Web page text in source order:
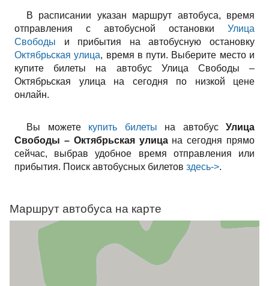
В расписании указан маршрут автобуса, время
отправления с автобусной остановки Улица
Свободы и прибытия на автобусную остановку
Октябрьская улица, время в пути. Выберите место и
купите билеты на автобус Улица Свободы –
Октябрьская улица на сегодня по низкой цене
онлайн.
Вы можете купить билеты на автобус Улица
Свободы – Октябрьская улицана сегодня прямо
сейчас, выбрав удобное время отправления или
прибытия. Поиск автобусных билетов здесь->.
Маршрут автобуса на карте